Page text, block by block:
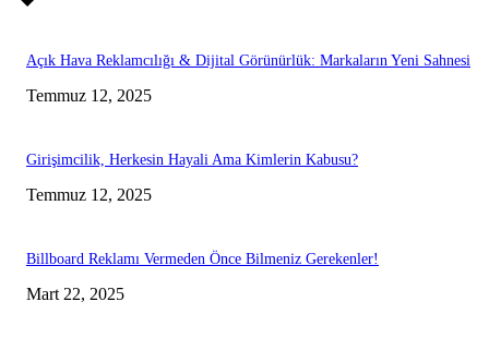
Açık Hava Reklamcılığı & Dijital Görünürlük: Markaların Yeni Sahnesi
Temmuz 12, 2025
Girişimcilik, Herkesin Hayali Ama Kimlerin Kabusu?
Temmuz 12, 2025
Billboard Reklamı Vermeden Önce Bilmeniz Gerekenler!
Mart 22, 2025